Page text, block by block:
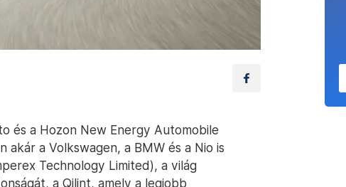
és a Hozon New Energy Automobile
a Volkswagen, a BMW és a Nio is
Technology Limited), a világ
a Qilint, amely a legjobb